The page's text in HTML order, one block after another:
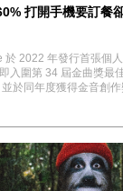
打開手機要訂餐
於 2022 年發行首張個
即入圍第 34 屆金曲獎最
於同年度獲得金音創